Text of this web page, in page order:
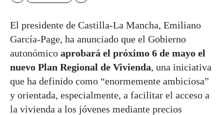
El presidente de Castilla-La Mancha, Emiliano
García-Page, ha anunciado que el Gobierno
autonómico aprobará el próximo 6 de mayo el
nuevo Plan Regional de Vivienda, una iniciativa
que ha definido como “enormemente ambiciosa”
y orientada, especialmente, a facilitar el acceso a
la vivienda a los jóvenes mediante precios